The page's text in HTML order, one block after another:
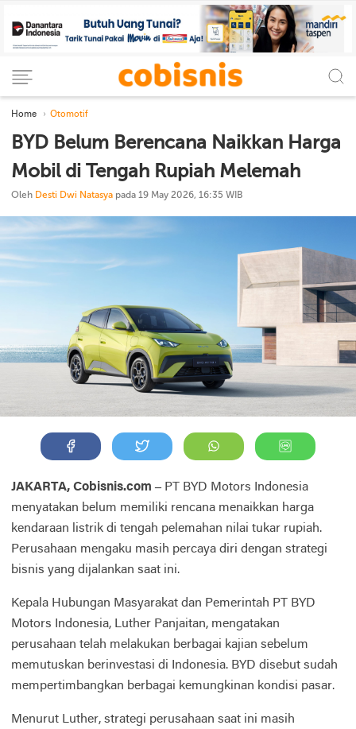
Home Otomotif
BYD Belum Berencana Naikkan Harga
Mobil di Tengah Rupiah Melemah
Oleh Desti Dwi Natasya pada 19 May 2026, 16:35 WIB
JAKARTA, Cobisnis.com – PT BYD Motors Indonesia
menyatakan belum memiliki rencana menaikkan harga
kendaraan listrik di tengah pelemahan nilai tukar rupiah.
Perusahaan mengaku masih percaya diri dengan strategi
bisnis yang dijalankan saat ini.
Kepala Hubungan Masyarakat dan Pemerintah PT BYD
Motors Indonesia, Luther Panjaitan, mengatakan
perusahaan telah melakukan berbagai kajian sebelum
memutuskan berinvestasi di Indonesia. BYD disebut sudah
mempertimbangkan berbagai kemungkinan kondisi pasar.
Menurut Luther, strategi perusahaan saat ini masih